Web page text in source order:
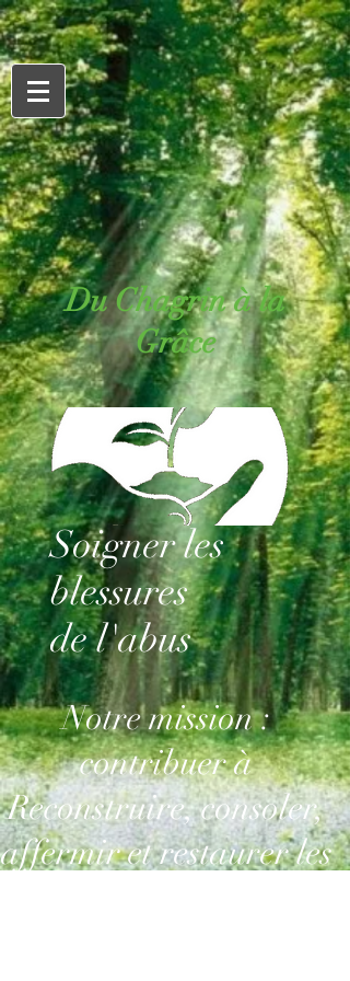
Du Chagrin à la
Grâce
Soigner les
blessures
de l'abus
Notre mission :
contribuer à
Reconstruire, consoler,
affermir et restaurer les